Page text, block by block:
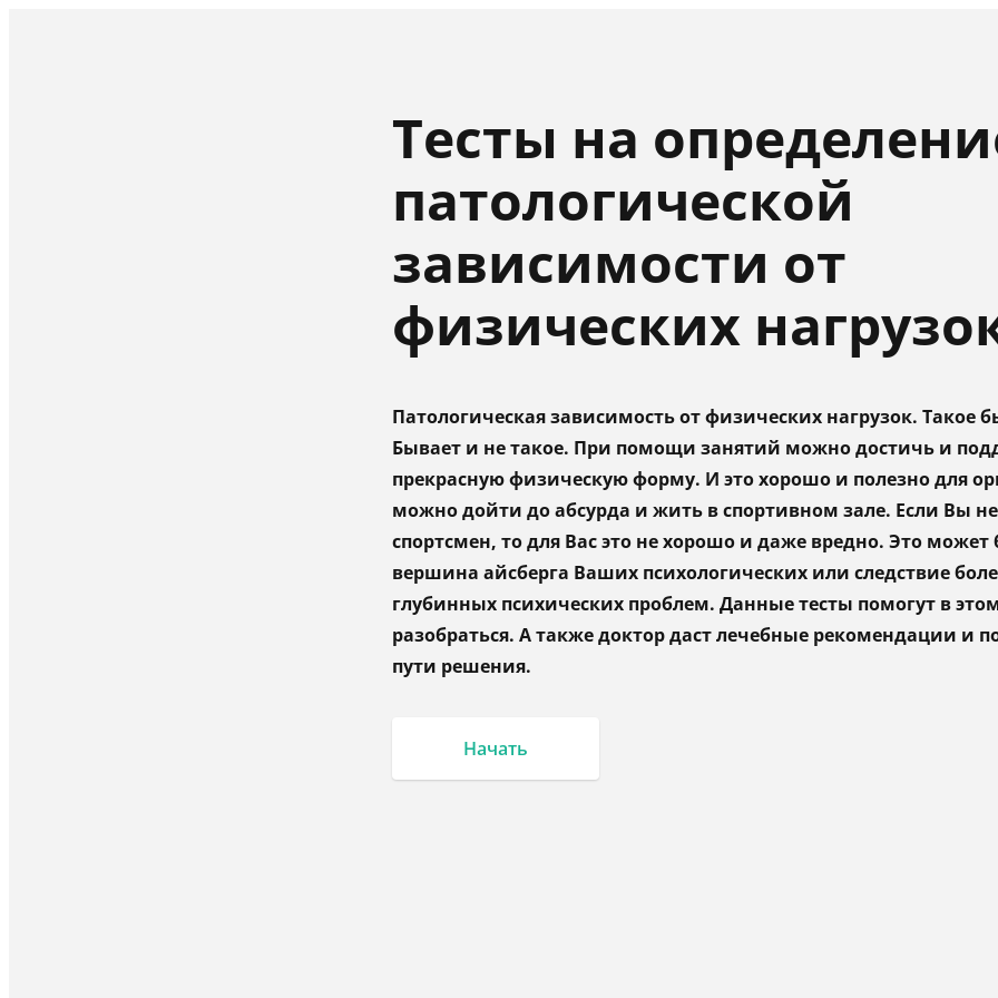
Тесты на
патологической
зависимости от
физических
Патологическая зависимость от физических нагрузок. Такое
Бывает и не такое. При помощи занятий можно достичь и
прекрасную физическую форму. И это хорошо и полезно для
можно дойти до абсурда и жить в спортивном зале. Если Вы не
спортсмен, то для Вас это не хорошо и даже вредно. Это может
вершина айсберга Ваших психологических или следствие
глубинных психических проблем. Данные тесты помогут в
разобраться. А также доктор даст лечебные рекомендации и
пути решения.